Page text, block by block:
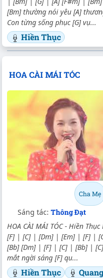
[Bm] thường nói yêu [A]
Con từng sống phục [G] vụ...
Hiền Thục
HOA CÀI MÁI TÓC
Cha Mẹ
Sáng tác: Thông Đạt
HOA CÀI MÁI TÓC - Hiền
[F] | [C] | [Dm] | [Em] | [F] |
[Bb] [Dm] | [F] | [C] | [Bb] |
mắt ngời sáng [F] qu...
Hiền Thục